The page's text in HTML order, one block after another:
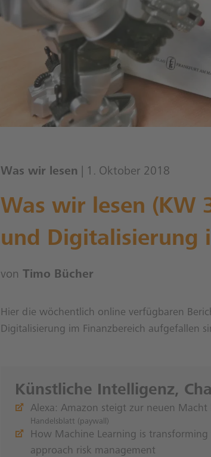
Was wir lesen | 1. Oktober 2018
Was wir lesen (KW
und Digitalisierung
von Timo Bücher
Hier die wöchentlich online verfügbaren
Digitalisierung im Finanzbereich aufgefallen
Künstliche Intelligenz,
Alexa: Amazon steigt zur neuen Macht
Handelsblatt (paywall)
How Machine Learning is
approach risk management